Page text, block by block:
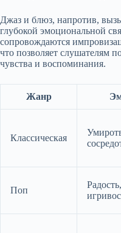
Джаз и блюз, напротив,
глубокой эмоциональной
сопровождаются
что позволяет слушателям
чувства и воспоминания.
Жанр
Классическая
Поп
Радость,